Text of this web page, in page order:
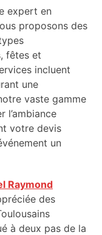
expert en
proposons des
fêtes et
incluent
une
vaste gamme
l’ambiance
votre devis
un
Raymond
des
à deux pas de la